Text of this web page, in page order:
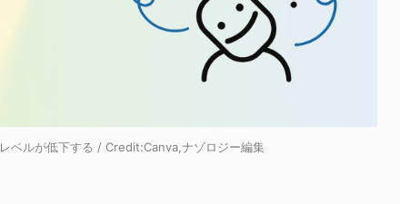
ベルが低下する / Credit:Canva,ナゾロジー編集